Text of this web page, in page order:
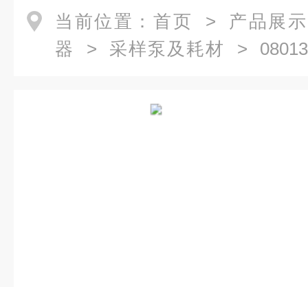
当前位置： 首页 > 产品展示
器 > 采样泵及耗材 >